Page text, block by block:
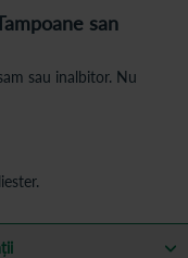
san
sau inalbitor. Nu